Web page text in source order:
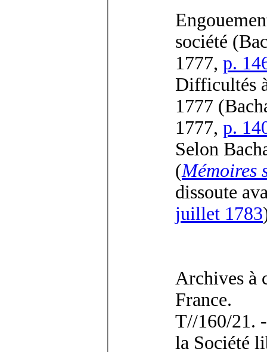
société
1777, p.
Difficultés
1777
1777, p.
Selon
(Mémoires
dissoute
juillet 1783
Archives à
France.
T//160/21.
la Société